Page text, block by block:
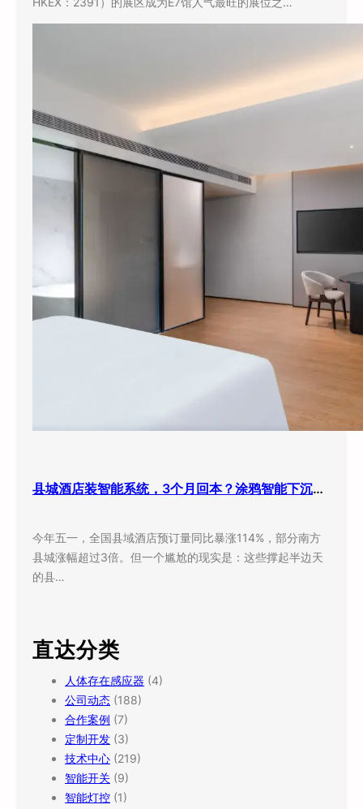
县城酒店装智能系统，3个月回本？涂鸦智能下沉市场打法曝光
今年五一，全国县域酒店预订量同比暴涨114%，部分南方
县城涨幅超过3倍。但一个尴尬的现实是：这些撑起半边天
的县…
直达分类
人体存在感应器 (4)
公司动态 (188)
合作案例 (7)
定制开发 (3)
技术中心 (219)
智能开关 (9)
智能灯控 (1)